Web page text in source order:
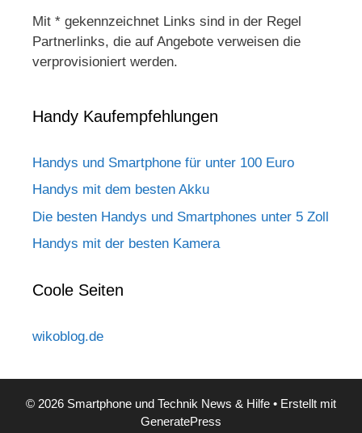
Mit * gekennzeichnet Links sind in der Regel
Partnerlinks, die auf Angebote verweisen die
verprovisioniert werden.
Handy Kaufempfehlungen
Handys und Smartphone für unter 100 Euro
Handys mit dem besten Akku
Die besten Handys und Smartphones unter 5 Zoll
Handys mit der besten Kamera
Coole Seiten
wikoblog.de
© 2026 Smartphone und Technik News & Hilfe • Erstellt mit
GeneratePress